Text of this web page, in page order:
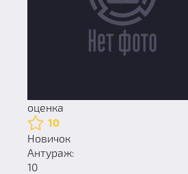
оценка
10
Новичок
Антураж:
10